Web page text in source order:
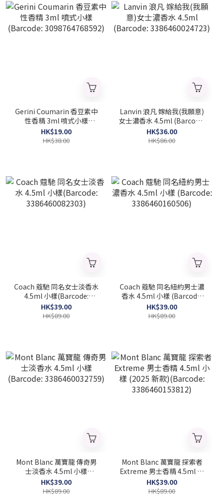
Gerini Coumarin 香豆素中
性香精 3ml 噴式小樣
(Barcode: 3098764768592)
HK$19.00
HK$38.00
Lanvin 浪凡 嫁給我(我願意)
女士濃香水 4.5ml (Barcode:
3386460024723)
HK$36.00
HK$86.00
Coach 蔻馳 同名女士淡香水
4.5ml 小樣(Barcode:
3386460082303)
HK$39.00
HK$89.00
Coach 蔻馳 同名紐約男士濃
香水 4.5ml 小樣 (Barcode:
3386460160506)
HK$39.00
HK$89.00
Mont Blanc 萬寶龍 傳奇男
士淡香水 4.5ml 小樣
(Barcode: 3386460032759)
HK$39.00
HK$89.00
Mont Blanc 萬寶龍 探索者
Extreme 男士香精 4.5ml 小
樣 (2025 新款)(Barcode:
3386460153812)
HK$39.00
HK$89.00